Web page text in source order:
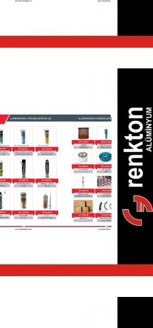
Alüminyum Kapı
Pencere
Yapıştırıcıları